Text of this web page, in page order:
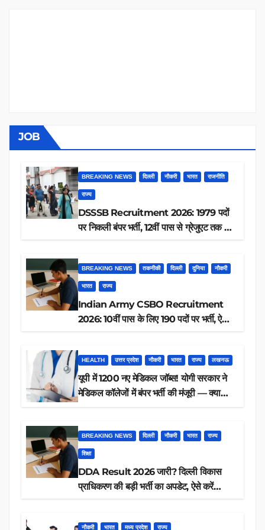
JOB
BREAKING NEWS दिल्ली नौकरी भारत राजनीति
राज्य
DSSSB Recruitment 2026: 1979 पदों
पर निकली बंपर भर्ती, 12वीं पास से ग्रेजुएट तक करें
BREAKING NEWS तकनीकी दिल्ली दुनिया नौकरी
भारत राज्य
Indian Army CSBO Recruitment
2026: 10वीं पास के लिए 190 पदों पर भर्ती, ऐसे
HEALTH उत्तर प्रदेश नौकरी भारत राज्य लखनऊ
यूपी में 1200 नए मेडिकल जॉब्स! योगी सरकार ने
मेडिकल कॉलेजों में बंपर भर्ती की मंजूरी — क्या
BREAKING NEWS दिल्ली नौकरी भारत राज्य
शिक्षा
DDA Result 2026 जारी? दिल्ली विकास
प्राधिकरण की बड़ी भर्ती का अपडेट, ऐसे करें
नौकरी भारत मध्य प्रदेश राज्य